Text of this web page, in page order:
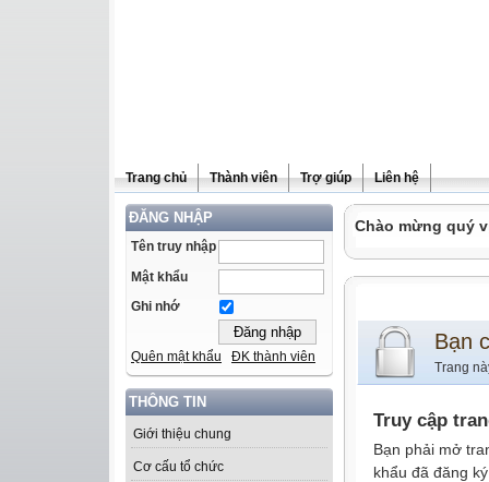
Trang chủ Thành viên Trợ giúp Liên hệ
ĐĂNG NHẬP
Tên truy nhập
Mật khẩu
Ghi nhớ
Quên mật khẩu ĐK thành viên
THÔNG TIN
Giới thiệu chung
Cơ cấu tổ chức
Chào mừng quý
Bạn
Trang
Truy cập
Bạn phải mở
khẩu đã đăng